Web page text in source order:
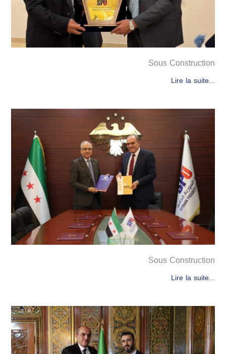
Sous Construction
Lire la suite...
Sous Construction
Lire la suite...